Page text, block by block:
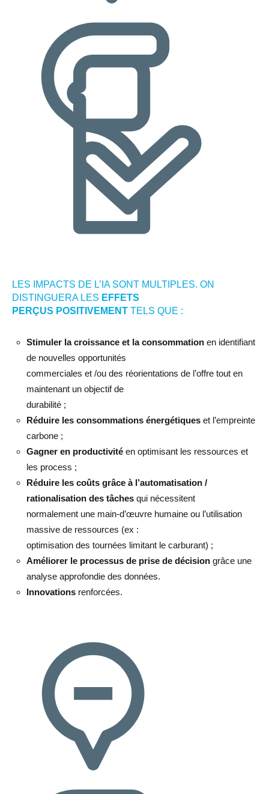
LES IMPACTS DE L’IA SONT MULTIPLES. ON
DISTINGUERA LES EFFETS
PERÇUS POSITIVEMENT TELS QUE :
Stimuler la croissance et la consommation en identifiant
de nouvelles opportunités
commerciales et /ou des réorientations de l’offre tout en
maintenant un objectif de
durabilité ;
Réduire les consommations énergétiques et l’empreinte
carbone ;
Gagner en productivité en optimisant les ressources et
les process ;
Réduire les coûts grâce à l’automatisation /
rationalisation des tâches qui nécessitent
normalement une main-d’œuvre humaine ou l’utilisation
massive de ressources (ex :
optimisation des tournées limitant le carburant) ;
Améliorer le processus de prise de décision grâce une
analyse approfondie des données.
Innovations renforcées.